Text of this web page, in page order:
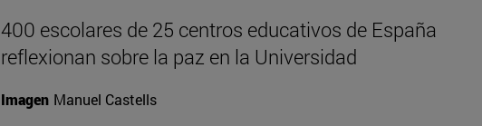
400 escolares de 25 centros educativos de España
reflexionan sobre la paz en la Universidad
Imagen Manuel Castells